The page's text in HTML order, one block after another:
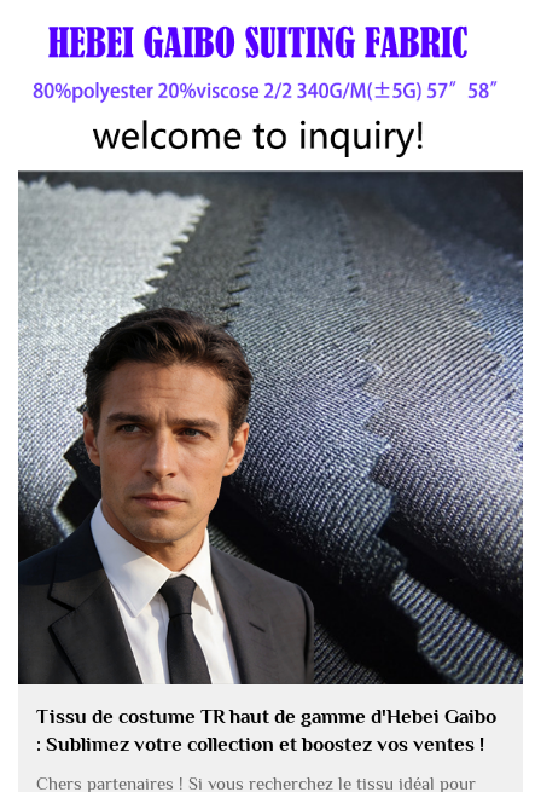
Tissu de costume TR haut de gamme d'Hebei Gaibo
: Sublimez votre collection et boostez vos ventes !
Chers partenaires ! Si vous recherchez le tissu idéal pour